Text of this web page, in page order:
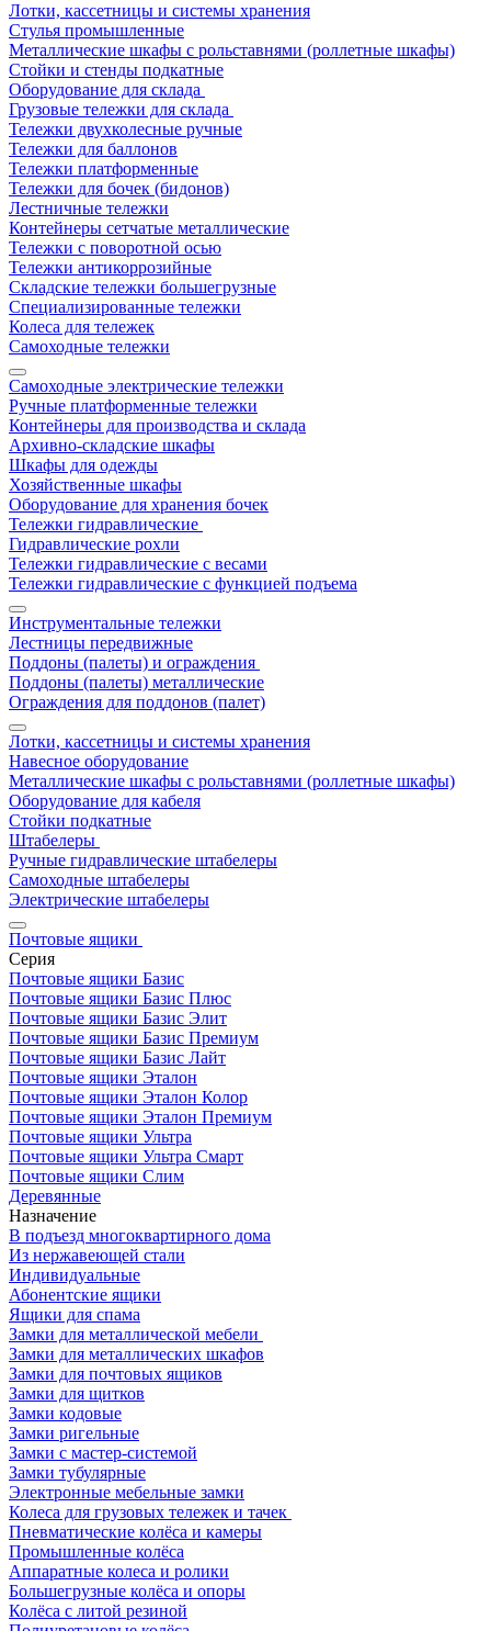
Лотки, кассетницы и системы хранения
Стулья промышленные
Металлические шкафы с рольставнями (роллетные шкафы)
Стойки и стенды подкатные
Оборудование для склада
Грузовые тележки для склада
Тележки двухколесные ручные
Тележки для баллонов
Тележки платформенные
Тележки для бочек (бидонов)
Лестничные тележки
Контейнеры сетчатые металлические
Тележки с поворотной осью
Тележки антикоррозийные
Складские тележки большегрузные
Специализированные тележки
Колеса для тележек
Самоходные тележки
Самоходные электрические тележки
Ручные платформенные тележки
Контейнеры для производства и склада
Архивно-складские шкафы
Шкафы для одежды
Хозяйственные шкафы
Оборудование для хранения бочек
Тележки гидравлические
Гидравлические рохли
Тележки гидравлические с весами
Тележки гидравлические с функцией подъема
Инструментальные тележки
Лестницы передвижные
Поддоны (палеты) и ограждения
Поддоны (палеты) металлические
Ограждения для поддонов (палет)
Лотки, кассетницы и системы хранения
Навесное оборудование
Металлические шкафы с рольставнями (роллетные шкафы)
Оборудование для кабеля
Стойки подкатные
Штабелеры
Ручные гидравлические штабелеры
Самоходные штабелеры
Электрические штабелеры
Почтовые ящики
Серия
Почтовые ящики Базис
Почтовые ящики Базис Плюс
Почтовые ящики Базис Элит
Почтовые ящики Базис Премиум
Почтовые ящики Базис Лайт
Почтовые ящики Эталон
Почтовые ящики Эталон Колор
Почтовые ящики Эталон Премиум
Почтовые ящики Ультра
Почтовые ящики Ультра Смарт
Почтовые ящики Слим
Деревянные
Назначение
В подъезд многоквартирного дома
Из нержавеющей стали
Индивидуальные
Абонентские ящики
Ящики для спама
Замки для металлической мебели
Замки для металлических шкафов
Замки для почтовых ящиков
Замки для щитков
Замки кодовые
Замки ригельные
Замки с мастер-системой
Замки тубулярные
Электронные мебельные замки
Колеса для грузовых тележек и тачек
Пневматические колёса и камеры
Промышленные колёса
Аппаратные колеса и ролики
Большегрузные колёса и опоры
Колёса с литой резиной